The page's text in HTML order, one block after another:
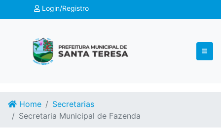
Login/Registro
Home
Secretarias
Secretaria Municipal de Fazenda